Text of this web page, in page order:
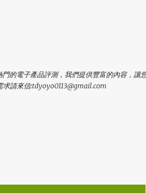
的電子產品評測，我們提供豐富的內容，讓
請來信:tdyoyo0113@gmail.com